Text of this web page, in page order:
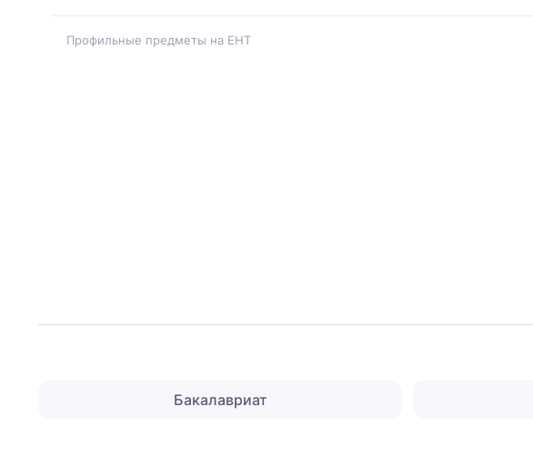
Профильные предметы на ЕНТ
Бакалавриат